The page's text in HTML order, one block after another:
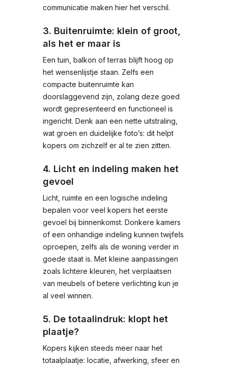
communicatie maken hier het verschil.
3. Buitenruimte: klein of groot,
als het er maar is
Een tuin, balkon of terras blijft hoog op
het wensenlijstje staan. Zelfs een
compacte buitenruimte kan
doorslaggevend zijn, zolang deze goed
wordt gepresenteerd en functioneel is
ingericht. Denk aan een nette uitstraling,
wat groen en duidelijke foto’s: dit helpt
kopers om zichzelf er al te zien zitten.
4. Licht en indeling maken het
gevoel
Licht, ruimte en een logische indeling
bepalen voor veel kopers het eerste
gevoel bij binnenkomst. Donkere kamers
of een onhandige indeling kunnen twijfels
oproepen, zelfs als de woning verder in
goede staat is. Met kleine aanpassingen
zoals lichtere kleuren, het verplaatsen
van meubels of betere verlichting kun je
al veel winnen.
5. De totaalindruk: klopt het
plaatje?
Kopers kijken steeds meer naar het
totaalplaatje: locatie, afwerking, sfeer en